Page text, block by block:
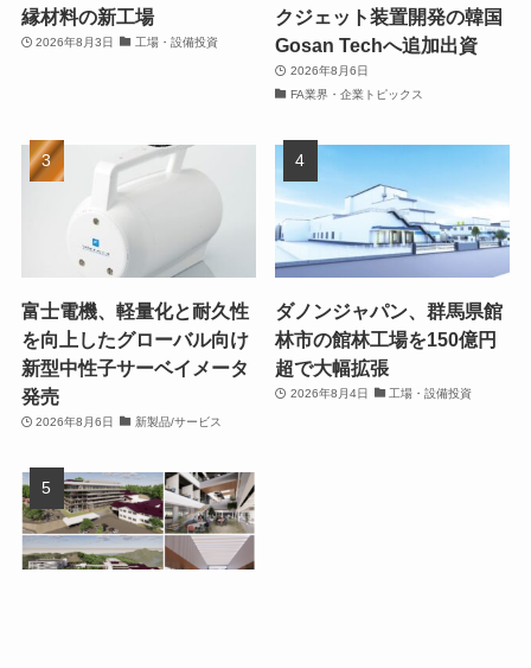
縁材料の新工場
2026年8月3日 工場・設備投資
クジェット装置開発の韓国
Gosan Techへ追加出資
2026年8月6日
FA業界・企業トピックス
富士電機、軽量化と耐久性
を向上したグローバル向け
新型中性子サーベイメータ
発売
2026年8月6日 新製品/サービス
ダノンジャパン、群馬県館
林市の館林工場を150億円
超で大幅拡張
2026年8月4日 工場・設備投資